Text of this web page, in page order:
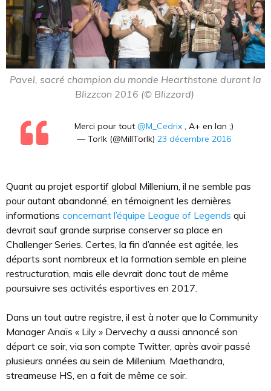
Pavel, sacré champion du monde Hearthstone durant la
Blizzcon 2016 (© Blizzard)
Merci pour tout @M_Cedrix, A+ en lan ;)
— Torlk (@MillTorlk) 23 décembre 2016
Quant au projet esportif global Millenium, il ne semble pas
pour autant abandonné, en témoignent les dernières
informations concernant l’équipe League of Legends qui
devrait sauf grande surprise conserver sa place en
Challenger Series. Certes, la fin d’année est agitée, les
départs sont nombreux et la formation semble en pleine
restructuration, mais elle devrait donc tout de même
poursuivre ses activités esportives en 2017.
Dans un tout autre registre, il est à noter que la Community
Manager Anaïs « Lily » Dervechy a aussi annoncé son
départ ce soir, via son compte Twitter, après avoir passé
plusieurs années au sein de Millenium. Maethandra,
streameuse HS, en a fait de même ce soir.